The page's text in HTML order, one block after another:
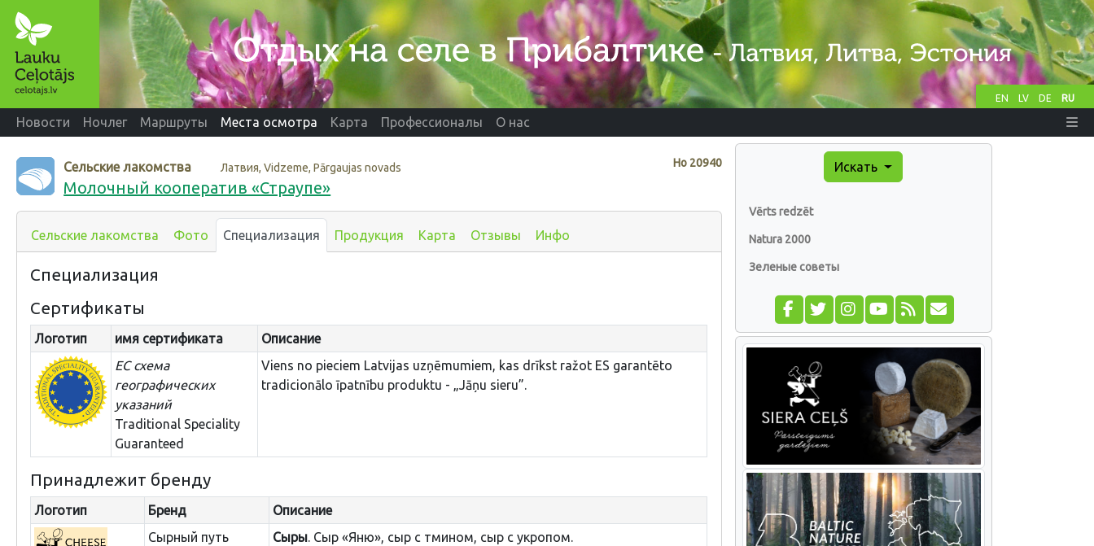
EN LV DE RU
Новости Ночлег Маршруты Места осмотра Карта Профессионалы О нас
Нo 20940
Сельские лакомства Латвия, Vidzeme, Pārgaujas novads
Молочный кооператив «Страупе»
Сельские лакомства Фото Специализация Продукция Карта Отзывы Инфо
Специализация
Сертификаты
Логотип имя сертификата
Описание
ЕС схема
географических
указаний
Traditional Speciality
Guaranteed
Viens no pieciem Latvijas uzņēmumiem, kas drīkst ražot ES garantēto
tradicionālo īpatnību produktu - „Jāņu sieru”.
Принадлежит бренду
Логотип Бренд
Описание
Сырный путь
Сыры. Сыр «Яню», сыр с тмином, сыр с укропом.
Искать
Vērts redzēt
Natura 2000
Зеленые советы